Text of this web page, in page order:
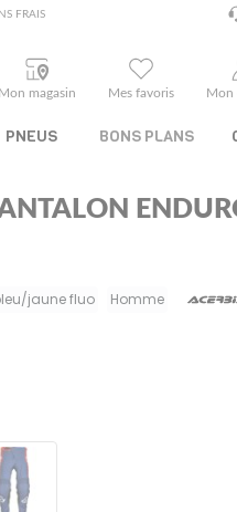
FRAIS
Mon magasin
Mes favoris Mon
PNEUS BONS PLANS
jaune fluo Homme